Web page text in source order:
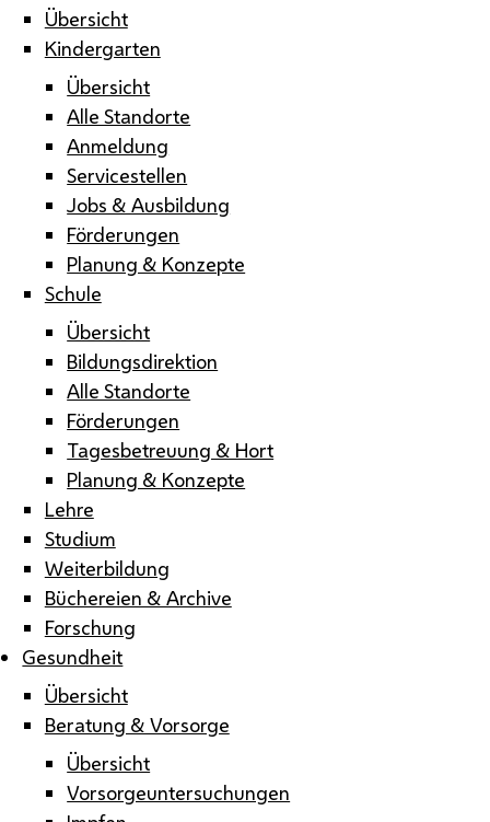
Übersicht
Kindergarten
Übersicht
Alle Standorte
Anmeldung
Servicestellen
Jobs & Ausbildung
Förderungen
Planung & Konzepte
Schule
Übersicht
Bildungsdirektion
Alle Standorte
Förderungen
Tagesbetreuung & Hort
Planung & Konzepte
Lehre
Studium
Weiterbildung
Büchereien & Archive
Forschung
Gesundheit
Übersicht
Beratung & Vorsorge
Übersicht
Vorsorgeuntersuchungen